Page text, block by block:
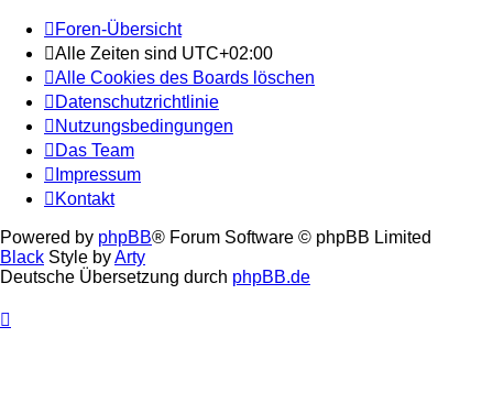
Foren-Übersicht
Alle Zeiten sind UTC+02:00
Alle Cookies des Boards löschen
Datenschutzrichtlinie
Nutzungsbedingungen
Das Team
Impressum
Kontakt
Powered by phpBB® Forum Software © phpBB Limited
Black Style byArty
Deutsche Übersetzung durch phpBB.de